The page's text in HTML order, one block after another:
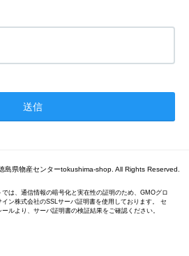
県物産センターtokushima-shop. All Rights Reserved.
では、通信情報の暗号化と実在性の証明のため、GMOグロ
イン株式会社のSSLサーバ証明書を使用しております。 セ
ールより、サーバ証明書の検証結果をご確認ください。